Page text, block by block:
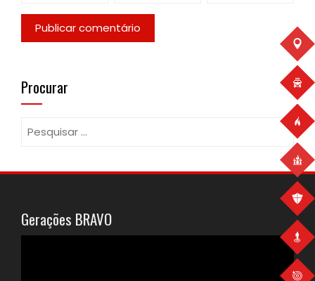
Procurar
Pesquisar
Gerações BRAVO